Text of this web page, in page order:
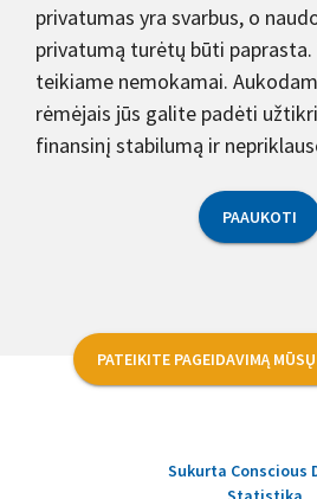
privatumas yra svarbus, o
privatumą turėtų būti paprasta.
teikiame nemokamai.
rėmėjais jūs galite padėti
finansinį stabilumą ir
PAAUKOTI
PATEIKITE PAGEIDAVIMĄ
Sukurta Conscious